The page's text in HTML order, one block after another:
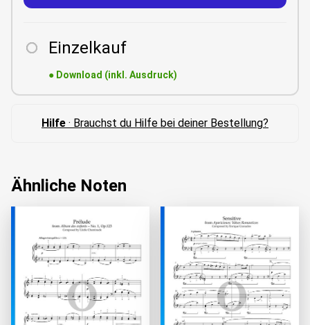
Einzelkauf
● Download (inkl. Ausdruck)
Hilfe · Brauchst du Hilfe bei deiner Bestellung?
Ähnliche Noten